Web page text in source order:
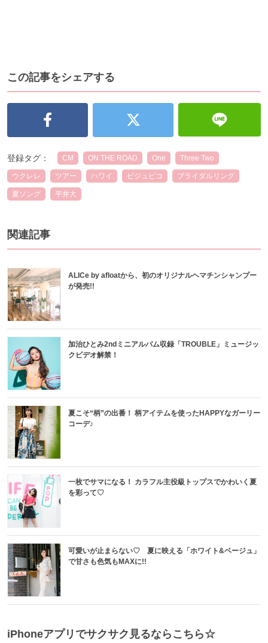
この記事をシェアする
登録タグ： CM ON THE ROAD One Three Two
ウクレレ ツアー ハワイ ビジュピコ ブライダルリング
夏ソング 平井大
関連記事
ALICe by afloatから、初のオリジナルヘマチンシャンプー
が発売!!
加治ひとみ2ndミニアルバム収録「TROUBLE」ミュージッ
クビデオ解禁！
夏こそ“柄”の出番！ 柄アイテムを使ったHAPPYなガーリー
コーデ♪
一枚でサマになる！ カラフル主役級トップスでかわいく夏
を彩って♡
可愛いが止まらない♡ 夏に映える「ホワイト&ベージュ」
で甘さも色気もMAXに!!
iPhoneアプリでサクサク見るならこちら☆